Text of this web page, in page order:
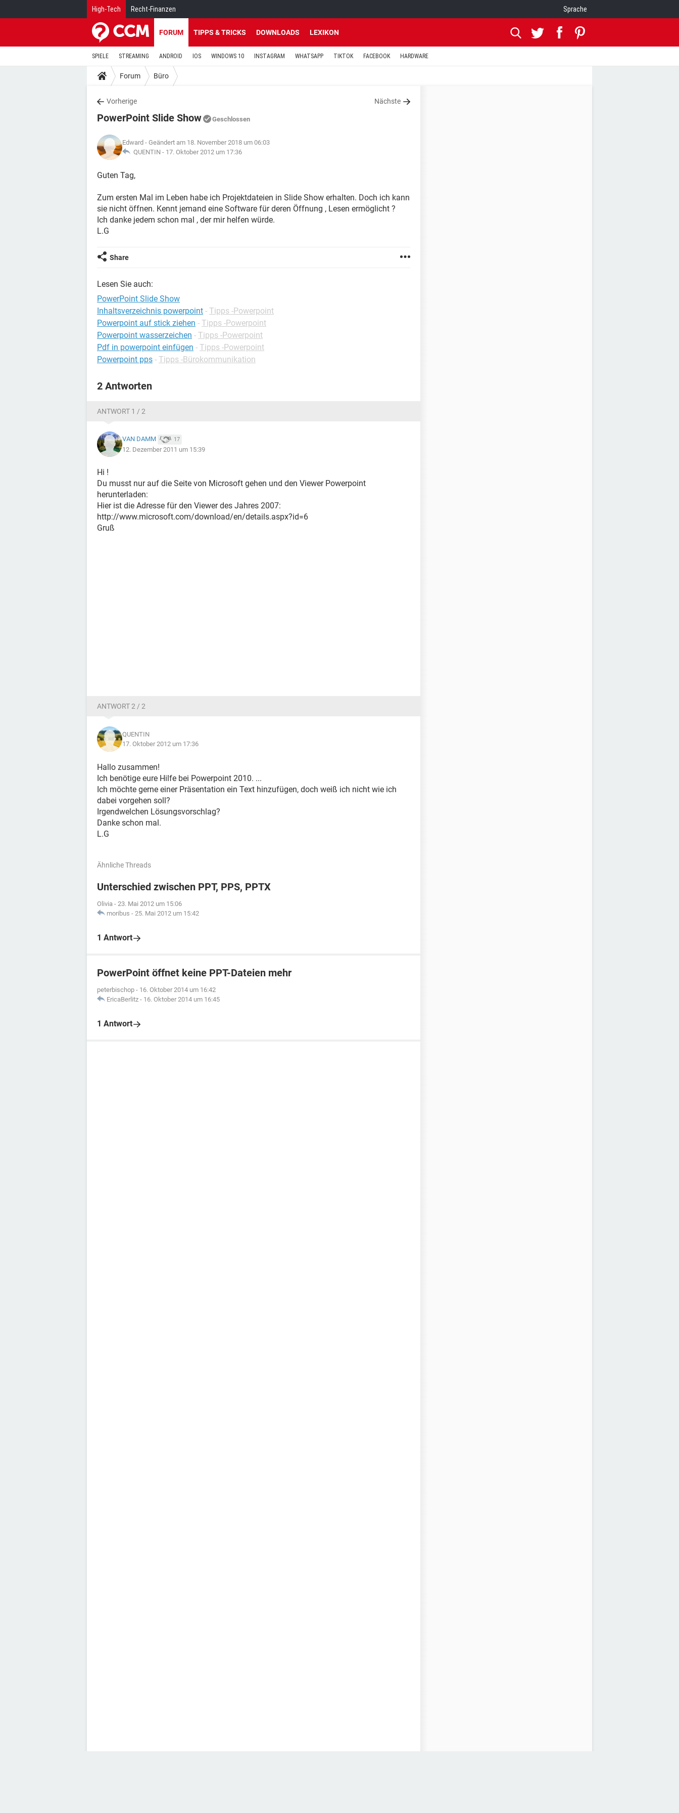
High-Tech Recht-Finanzen Sprache
FORUM TIPPS & TRICKS DOWNLOADS LEXIKON
SPIELE STREAMING ANDROID IOS WINDOWS 10 INSTAGRAM WHATSAPP TIKTOK FACEBOOK HARDWARE
Forum Büro
Vorherige Nächste
PowerPoint Slide Show Geschlossen
Edward - Geändert am 18. November 2018 um 06:03
QUENTIN - 17. Oktober 2012 um 17:36
Guten Tag,
Zum ersten Mal im Leben habe ich Projektdateien in Slide Show erhalten. Doch ich kann
sie nicht öffnen. Kennt jemand eine Software für deren Öffnung , Lesen ermöglicht ?
Ich danke jedem schon mal , der mir helfen würde.
L.G
Share
Lesen Sie auch:
PowerPoint Slide Show
Inhaltsverzeichnis powerpoint - Tipps -Powerpoint
Powerpoint auf stick ziehen - Tipps -Powerpoint
Powerpoint wasserzeichen - Tipps -Powerpoint
Pdf in powerpoint einfügen - Tipps -Powerpoint
Powerpoint pps - Tipps -Bürokommunikation
2 Antworten
ANTWORT 1 / 2
VAN DAMM 17
12. Dezember 2011 um 15:39
Hi !
Du musst nur auf die Seite von Microsoft gehen und den Viewer Powerpoint
herunterladen:
Hier ist die Adresse für den Viewer des Jahres 2007:
http://www.microsoft.com/download/en/details.aspx?id=6
Gruß
ANTWORT 2 / 2
QUENTIN
17. Oktober 2012 um 17:36
Hallo zusammen!
Ich benötige eure Hilfe bei Powerpoint 2010. ...
Ich möchte gerne einer Präsentation ein Text hinzufügen, doch weiß ich nicht wie ich
dabei vorgehen soll?
Irgendwelchen Lösungsvorschlag?
Danke schon mal.
L.G
Ähnliche Threads
Unterschied zwischen PPT, PPS, PPTX
Olivia - 23. Mai 2012 um 15:06
moribus - 25. Mai 2012 um 15:42
1 Antwort
PowerPoint öffnet keine PPT-Dateien mehr
peterbischop - 16. Oktober 2014 um 16:42
EricaBerlitz - 16. Oktober 2014 um 16:45
1 Antwort